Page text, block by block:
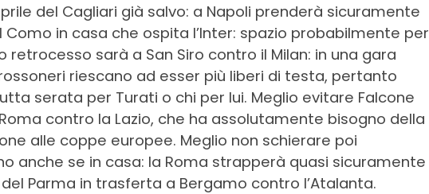
del Cagliari già salvo: a Napoli prenderà sicuramente
Como in casa che ospita l’Inter: spazio probabilmente per
retrocesso sarà a San Siro contro il Milan: in una gara
riescano ad esser più liberi di testa, pertanto
serata per Turati o chi per lui. Meglio evitare Falcone
contro la Lazio, che ha assolutamente bisogno della
alle coppe europee. Meglio non schierare poi
anche se in casa: la Roma strapperà quasi sicuramente
del Parma in trasferta a Bergamo contro l’Atalanta.